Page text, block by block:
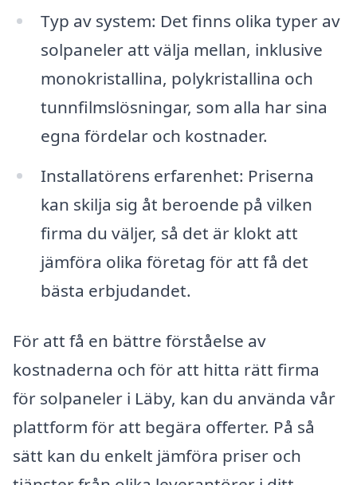
Typ av system: Det finns olika typer av
solpaneler att välja mellan, inklusive
monokristallina, polykristallina och
tunnfilmslösningar, som alla har sina
egna fördelar och kostnader.
Installatörens erfarenhet: Priserna
kan skilja sig åt beroende på vilken
firma du väljer, så det är klokt att
jämföra olika företag för att få det
bästa erbjudandet.
För att få en bättre förståelse av
kostnaderna och för att hitta rätt firma
för solpaneler i Läby, kan du använda vår
plattform för att begära offerter. På så
sätt kan du enkelt jämföra priser och